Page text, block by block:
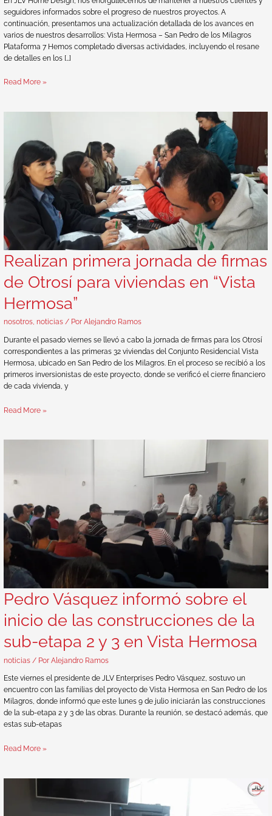
seguidores informados sobre el progreso de nuestros proyectos. A
continuación, presentamos una actualización detallada de los avances en
varios de nuestros desarrollos: Vista Hermosa – San Pedro de los Milagros
Plataforma 7 Hemos completado diversas actividades, incluyendo el resane
de detalles en los […]
Read More »
Realizan primera jornada de firmas
de Otrosí para viviendas en “Vista
Hermosa”
nosotros,noticias / PorAlejandro Ramos
Durante el pasado viernes se llevó a cabo la jornada de firmas para los Otrosí
correspondientes a las primeras 32 viviendas del Conjunto Residencial Vista
Hermosa, ubicado en San Pedro de los Milagros. En el proceso se recibió a los
primeros inversionistas de este proyecto, donde se verificó el cierre financiero
de cada vivienda, y
Read More »
Pedro Vásquez informó sobre el
inicio de las construcciones de la
sub-etapa 2 y 3 en Vista Hermosa
noticias / PorAlejandro Ramos
Este viernes el presidente de JLV Enterprises Pedro Vásquez, sostuvo un
encuentro con las familias del proyecto de Vista Hermosa en San Pedro de los
Milagros, donde informó que este lunes 9 de julio iniciarán las construcciones
de la sub-etapa 2 y 3 de las obras. Durante la reunión, se destacó además, que
estas sub-etapas
Read More »